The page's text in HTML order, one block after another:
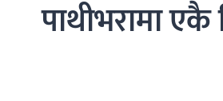
पाथीभरामा